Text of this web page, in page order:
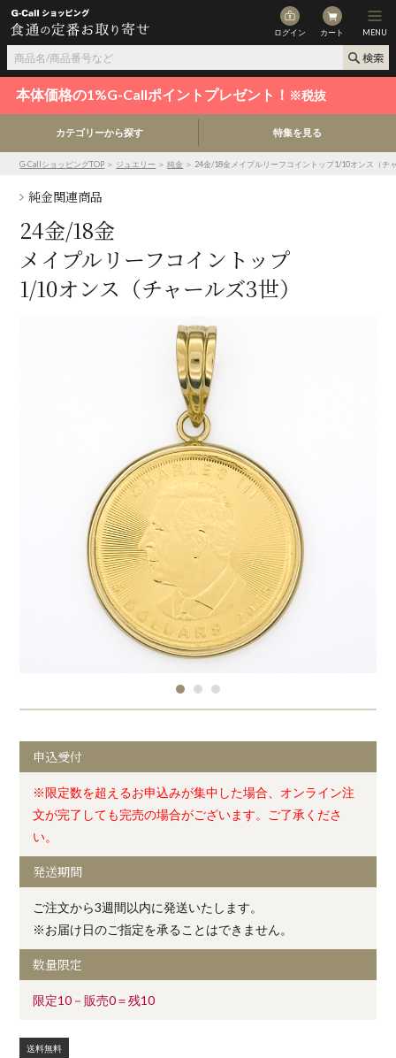
ログイン カート MENU
本体価格の1%G-Callポイントプレゼント！ ※税抜
カテゴリーから探す 特集を見る
G-CallショッピングTOP ＞ ジュエリー ＞純金 ＞ 24金/18金メイプルリーフコイントップ1/10オンス（チ
純金関連商品
24金/18金
メイプルリーフコイントップ
1/10オンス（チャールズ3世）
申込受付
※限定数を超えるお申込みが集中した場合、オンライン注
文が完了しても完売の場合がございます。ご了承くださ
い。
発送期間
ご注文から3週間以内に発送いたします。
※お届け日のご指定を承ることはできません。
数量限定
限定10－販売0＝残10
送料無料